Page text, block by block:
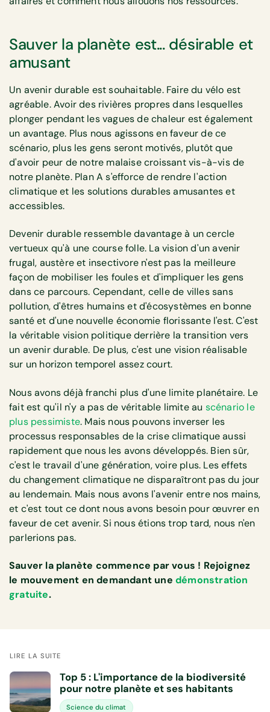
Sauver la planète est... désirable et
amusant
Un avenir durable est souhaitable. Faire du vélo est
agréable. Avoir des rivières propres dans lesquelles
plonger pendant les vagues de chaleur est également
un avantage. Plus nous agissons en faveur de ce
scénario, plus les gens seront motivés, plutôt que
d'avoir peur de notre malaise croissant vis-à-vis de
notre planète. Plan A s'efforce de rendre l'action
climatique et les solutions durables amusantes et
accessibles.
Devenir durable ressemble davantage à un cercle
vertueux qu'à une course folle. La vision d'un avenir
frugal, austère et insectivore n'est pas la meilleure
façon de mobiliser les foules et d'impliquer les gens
dans ce parcours. Cependant, celle de villes sans
pollution, d'êtres humains et d'écosystèmes en bonne
santé et d'une nouvelle économie florissante l'est. C'est
la véritable vision politique derrière la transition vers
un avenir durable. De plus, c'est une vision réalisable
sur un horizon temporel assez court.
Nous avons déjà franchi plus d'une limite planétaire. Le
fait est qu'il n'y a pas de véritable limite au scénario le
plus pessimiste. Mais nous pouvons inverser les
processus responsables de la crise climatique aussi
rapidement que nous les avons développés. Bien sûr,
c'est le travail d'une génération, voire plus. Les effets
du changement climatique ne disparaîtront pas du jour
au lendemain. Mais nous avons l'avenir entre nos mains,
et c'est tout ce dont nous avons besoin pour œuvrer en
faveur de cet avenir. Si nous étions trop tard, nous n'en
parlerions pas.
Sauver la planète commence par vous ! Rejoignez
le mouvement en demandant une démonstration
gratuite.
LIRE LA SUITE
Top 5 : L'importance de la biodiversité
pour notre planète et ses habitants
Science du climat